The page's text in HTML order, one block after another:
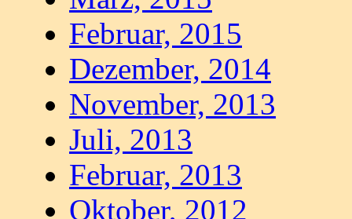
Februar, 2015
Dezember, 2014
November, 2013
Juli, 2013
Februar, 2013
Oktober, 2012